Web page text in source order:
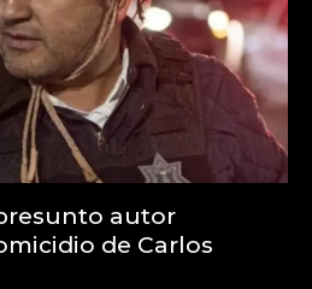
presunto autor
de Carlos